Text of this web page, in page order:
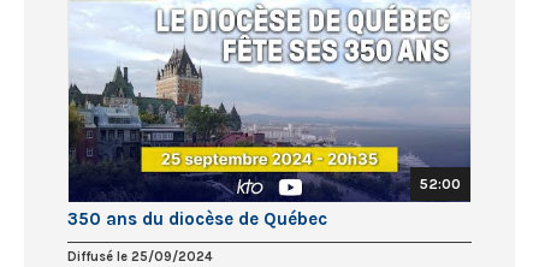
52:00
350 ans du diocèse de Québec
Diffusé le 25/09/2024